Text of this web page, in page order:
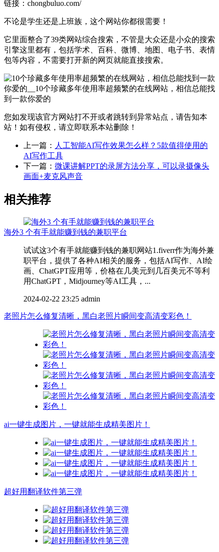
链接：chongbuluo.com/
不论是学生还是上班族，这个网站你都很需要！
它里面整合了39类网站综合搜索，不管是大众还是小众的搜索
引擎这里都有，包括学术、百科、微博、地图、电子书、表情
包等内容，不需要打开新的网页就能直接搜索。
您如发现该官方网站打不开或者跳转到异常站点，请告知本
站！如有侵权，请立即联系本站删除！
上一篇： 人工智能AI写作效果怎么样？5款值得使用的
AI写作工具
下一篇： 微课讲解PPT的录屏方法分享，可以录摄像头
画面+麦克风声音
相关推荐
海外3 个有手就能赚到钱的兼职平台
试试这3个有手就能赚到钱的兼职网站1.fiverr作为海外兼
职平台，提供了各种AI相关的服务，包括AI写作、AI绘
画、ChatGPT应用等，价格在几美元到几百美元不等利
用ChatGPT，Midjourney等AI工具，...
2024-02-22 23:25 admin
老照片怎么修复清晰，黑白老照片瞬间变高清变彩色！
ai一键生成图片，一键就能生成精美图片！
超好用翻译软件第三弹